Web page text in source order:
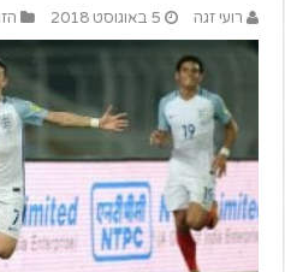
רועי זגה 5 באוגוסט 2018